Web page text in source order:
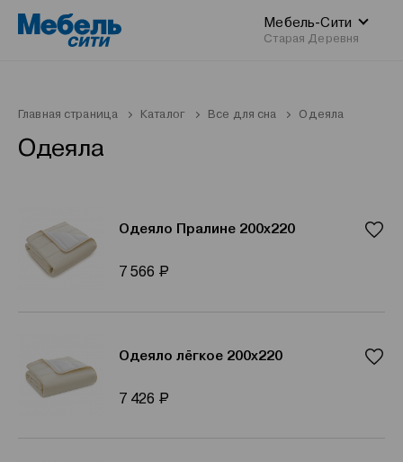
Мебель-Сити
Старая Деревня
Главная страница Каталог Все для сна Одеяла
Одеяла
Одеяло Пралине 200x220
7 566 Р
Одеяло лёгкое 200x220
7 426 Р